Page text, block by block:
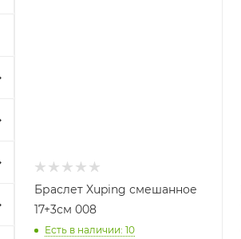
Браслет Xuping смешанное
17+3см 008
Есть в наличии: 10